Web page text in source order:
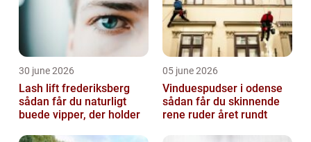
30 june 2026
Lash lift frederiksberg
sådan får du naturligt
buede vipper, der holder
05 june 2026
Vinduespudser i odense
sådan får du skinnende
rene ruder året rundt